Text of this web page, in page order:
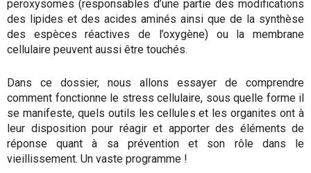
peroxysomes (responsables d’une partie des modifications
des lipides et des acides aminés ainsi que de la synthèse
des espèces réactives de l’oxygène) ou la membrane
cellulaire peuvent aussi être touchés.
Dans ce dossier, nous allons essayer de comprendre
comment fonctionne le stress cellulaire, sous quelle forme il
se manifeste, quels outils les cellules et les organites ont à
leur disposition pour réagir et apporter des éléments de
réponse quant à sa prévention et son rôle dans le
vieillissement. Un vaste programme !